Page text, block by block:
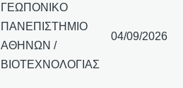
ΓΕΩΠΟΝΙΚΟ
ΠΑΝΕΠΙΣΤΗΜΙΟ
ΑΘΗΝΩΝ /
ΒΙΟΤΕΧΝΟΛΟΓΙΑΣ
04/09/2026